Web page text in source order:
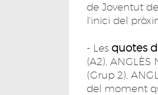
de Joventut
l'inici del
- Les quotes
(A2), ANGLÈS
(Grup 2),
del moment